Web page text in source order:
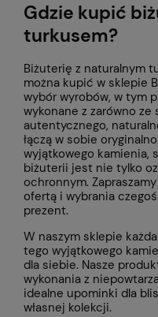
Gdzie kupić
turkusem?
Biżuterię z naturalnym
można kupić w sklepie
wybór wyrobów, w tym
wykonane z zarówno ze
autentycznego,
łączą w sobie
wyjątkowego kamienia,
biżuterii jest nie tylko
ochronnym.
ofertą i wybrania
prezent.
W naszym sklepie
tego wyjątkowego
dla siebie. Nasze
wykonania z
idealne upominki dla
własnej kolekcji.